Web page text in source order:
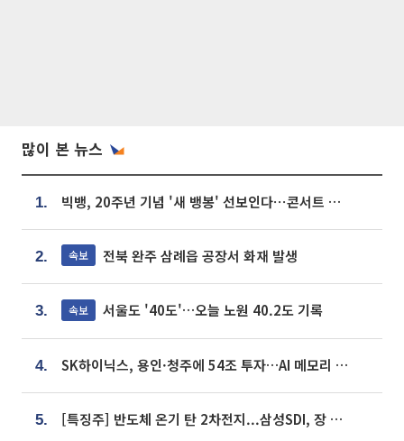
많이 본 뉴스
1. 빅뱅, 20주년 기념 '새 뱅봉' 선보인다⋯콘서트 앞두고 팝업 개최
2. 속보 전북 완주 삼례읍 공장서 화재 발생
3. 속보 서울도 '40도'…오늘 노원 40.2도 기록
4. SK하이닉스, 용인·청주에 54조 투자…AI 메모리 생산기지 키운다
5. [특징주] 반도체 온기 탄 2차전지...삼성SDI, 장 초반 7% 넘게 껑충